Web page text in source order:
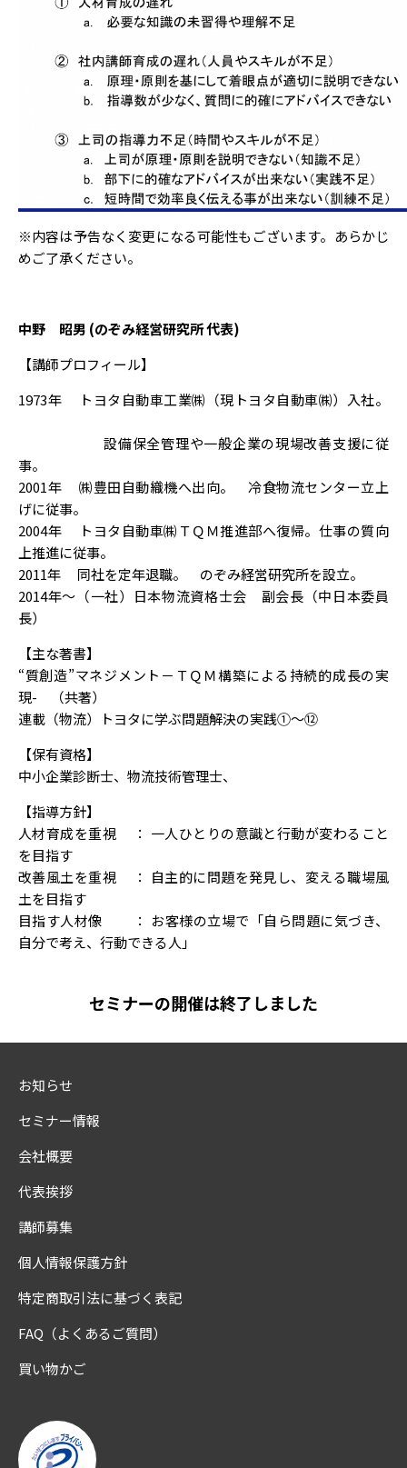
※内容は予告なく変更になる可能性もございます。あらかじ
めご了承ください。
中野 昭男 (のぞみ経営研究所 代表)
【講師プロフィール】
1973年 トヨタ自動車工業㈱（現トヨタ自動車㈱）入社。
設備保全管理や一般企業の現場改善支援に従
事。
2001年 ㈱豊田自動織機へ出向。 冷食物流センター立上
げに従事。
2004年 トヨタ自動車㈱ＴＱＭ推進部へ復帰。仕事の質向
上推進に従事。
2011年 同社を定年退職。 のぞみ経営研究所を設立。
2014年～（一社）日本物流資格士会 副会長（中日本委員
長）
【主な著書】
“質創造”マネジメント－ＴＱＭ構築による持続的成長の実
現- （共著）
連載（物流）トヨタに学ぶ問題解決の実践①～⑫
【保有資格】
中小企業診断士、物流技術管理士、
【指導方針】
人材育成を重視 ： 一人ひとりの意識と行動が変わること
を目指す
改善風土を重視 ： 自主的に問題を発見し、変える職場風
土を目指す
目指す人材像 ： お客様の立場で「自ら問題に気づき、
自分で考え、行動できる人」
セミナーの開催は終了しました
お知らせ
セミナー情報
会社概要
代表挨拶
講師募集
個人情報保護方針
特定商取引法に基づく表記
FAQ（よくあるご質問）
買い物かご